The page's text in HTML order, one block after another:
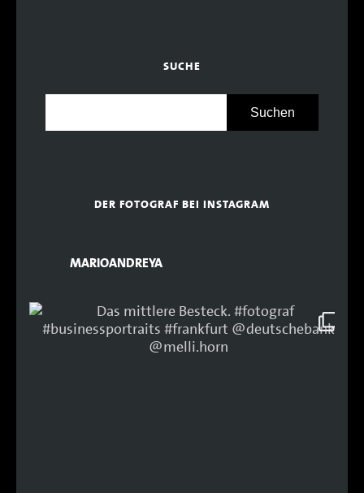
SUCHE
DER FOTOGRAF BEI INSTAGRAM
MARIOANDREYA